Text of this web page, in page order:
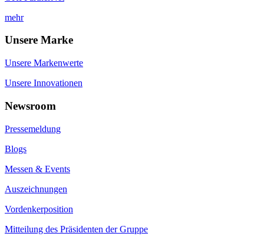
mehr
Unsere Marke
Unsere Markenwerte
Unsere Innovationen
Newsroom
Pressemeldung
Blogs
Messen & Events
Auszeichnungen
Vordenkerposition
Mitteilung des Präsidenten der Gruppe